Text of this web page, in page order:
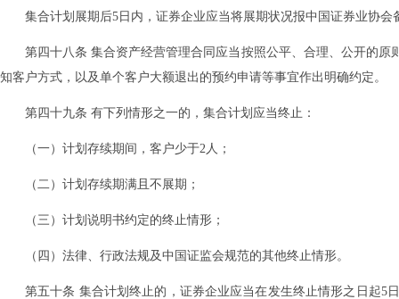
集合计划展期后5日内，证券企业应当将展期状况报中国证券业协
第四十八条 集合资产经营管理合同应当按照公平、合理、公开的
知客户方式，以及单个客户大额退出的预约申请等事宜作出明确约定。
第四十九条 有下列情形之一的，集合计划应当终止：
（一）计划存续期间，客户少于2人；
（二）计划存续期满且不展期；
（三）计划说明书约定的终止情形；
（四）法律、行政法规及中国证监会规范的其他终止情形。
第五十条 集合计划终止的，证券企业应当在发生终止情形之日起5